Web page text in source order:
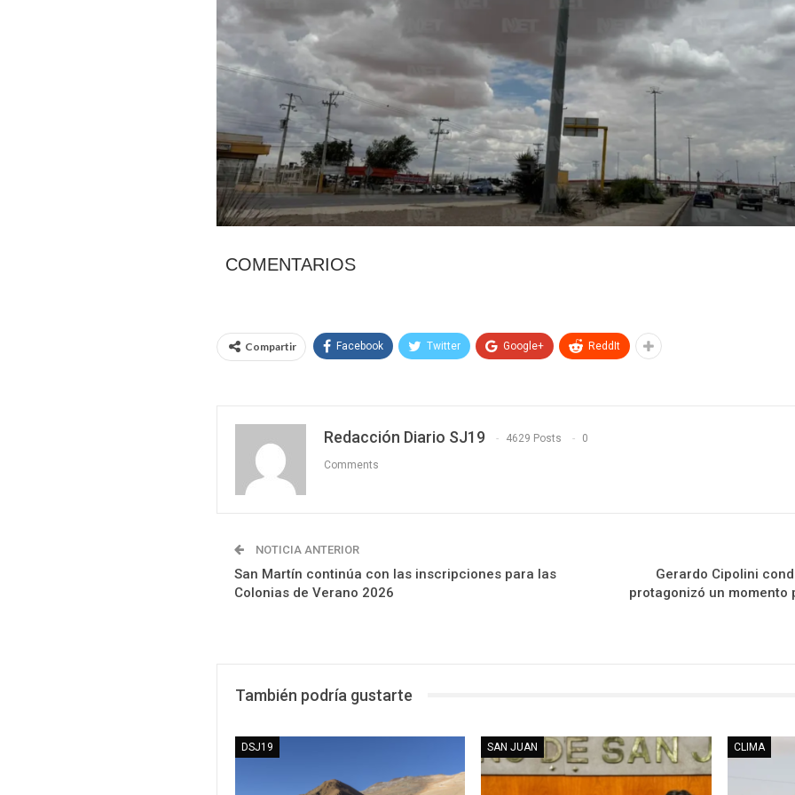
COMENTARIOS
Compartir Facebook Twitter Google+ ReddIt
Redacción Diario SJ19 4629 Posts 0
Comments
NOTICIA ANTERIOR
San Martín continúa con las inscripciones para las
Colonias de Verano 2026
Gerardo Cipolini
protagonizó un
También podría gustarte
DSJ19 SAN JUAN CLIMA